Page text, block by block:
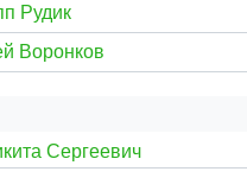
Рудик
Воронков
Сергеевич